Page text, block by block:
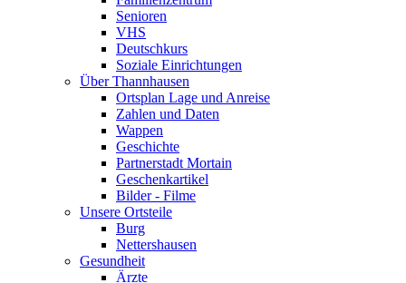
Senioren
VHS
Deutschkurs
Soziale Einrichtungen
Über Thannhausen
Ortsplan Lage und Anreise
Zahlen und Daten
Wappen
Geschichte
Partnerstadt Mortain
Geschenkartikel
Bilder - Filme
Unsere Ortsteile
Burg
Nettershausen
Gesundheit
Ärzte